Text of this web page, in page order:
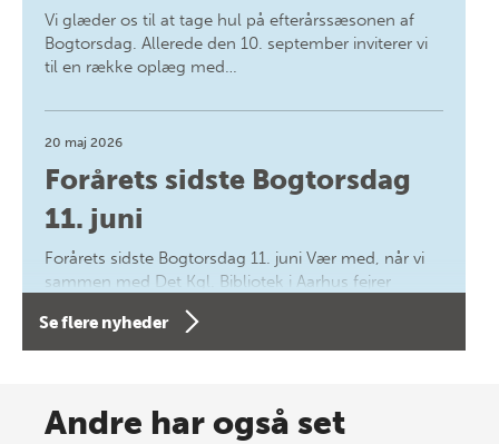
Vi glæder os til at tage hul på efterårssæsonen af
Bogtorsdag. Allerede den 10. september inviterer vi
til en række oplæg med…
20 maj 2026
Forårets sidste Bogtorsdag
11. juni
Forårets sidste Bogtorsdag 11. juni Vær med, når vi
sammen med Det Kgl. Bibliotek i Aarhus fejrer
forfatterne bag vores nyes…
Spar op til 70% til sommer-
Se flere nyheder
Andre har også set